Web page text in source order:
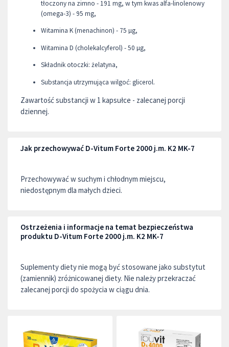
tłoczony na zimno - 191 mg, w tym kwas alfa-linolenowy
(omega-3) - 95 mg,
Witamina K (menachinon) - 75 µg,
Witamina D (cholekalcyferol) - 50 µg,
Składnik otoczki: żelatyna,
Substancja utrzymująca wilgoć: glicerol.
Zawartość substancji w 1 kapsułce - zalecanej porcji
dziennej.
Jak przechowywać D-Vitum Forte 2000 j.m. K2 MK-7
Przechowywać w suchym i chłodnym miejscu,
niedostępnym dla małych dzieci.
Ostrzeżenia i informacje na temat bezpieczeństwa
produktu D-Vitum Forte 2000 j.m. K2 MK-7
Suplementy diety nie mogą być stosowane jako substytut
(zamiennik) zróżnicowanej diety. Nie należy przekraczać
zalecanej porcji do spożycia w ciągu dnia.